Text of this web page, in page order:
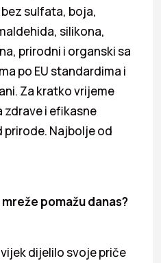
sulfata, boja,
silikona,
prirodni i organski sa
po EU standardima i
Za kratko vrijeme
zdrave i efikasne
Najbolje od
pomažu danas?
dijelilo svoje priče